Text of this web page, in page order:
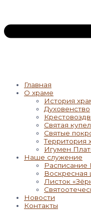
Главная
О храме
История
Духовенство
Святая
Святые
Территория
Игумен
Наше служение
Расписание
Воскресная
Листок
Новости
Контакты